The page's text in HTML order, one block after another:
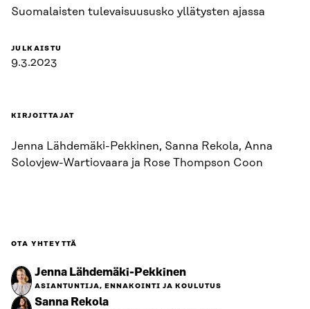
Suomalaisten tulevaisuususko yllätysten ajassa
JULKAISTU
9.3.2023
KIRJOITTAJAT
Jenna Lähdemäki-Pekkinen, Sanna Rekola, Anna
Solovjew-Wartiovaara ja Rose Thompson Coon
OTA YHTEYTTÄ
Jenna Lähdemäki-Pekkinen
ASIANTUNTIJA, ENNAKOINTI JA KOULUTUS
Sanna Rekola